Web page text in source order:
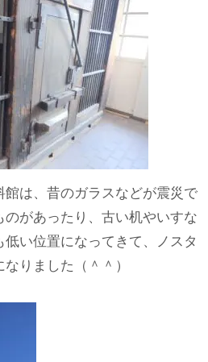
館は、昔のガラスなどが震災で
のがあったり、古い机やいすな
い位置になってきて、ノスタ
りました（＾＾）